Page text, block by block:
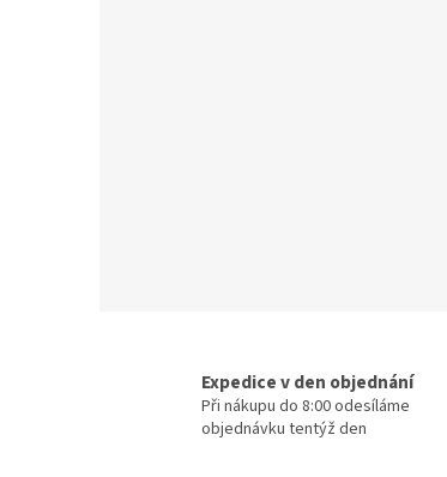
Expedice v den objednání
Při nákupu do 8:00 odesíláme
objednávku tentýž den